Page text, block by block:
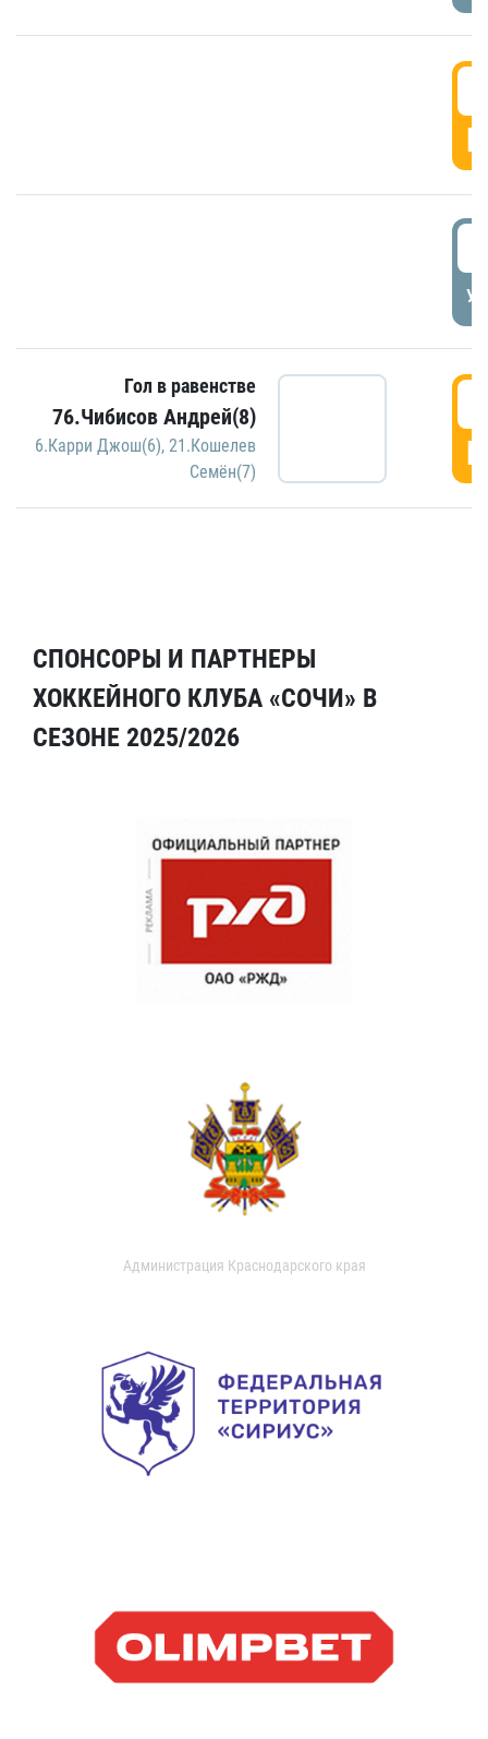
Гол в равенстве
76.Чибисов Андрей(8)
6.Карри Джош(6), 21.Кошелев
Семён(7)
СПОНСОРЫ И ПАРТНЕРЫ
ХОККЕЙНОГО КЛУБА «СОЧИ» В
СЕЗОНЕ 2025/2026
Администрация Краснодарского края